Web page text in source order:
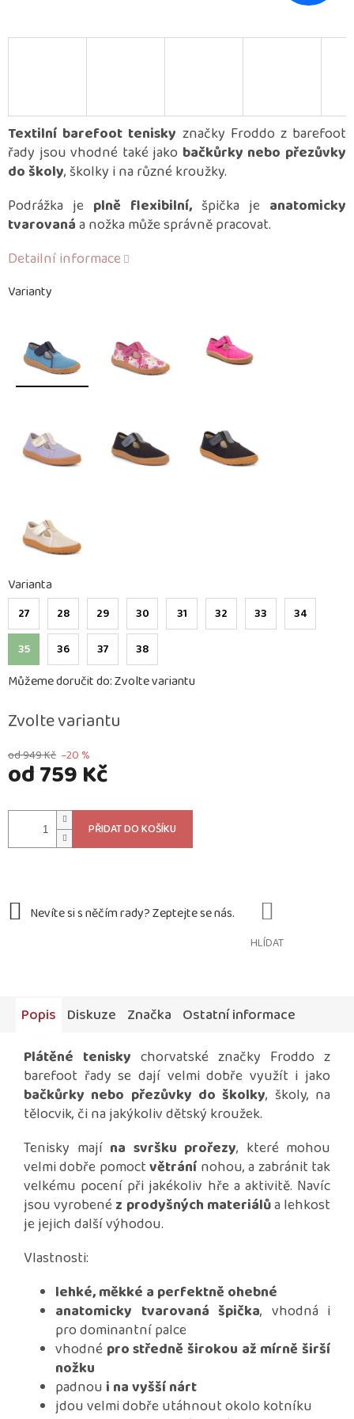
od 949 Kč –20 %
od759 Kč
cena:
Zvolte variantu
Varianty
Varianta
27 28 29 30 31 32 33 34
35 36 37 38
Můžeme doručit do:Zvolte variantu
PŘIDAT DO KOŠÍKU
Textilní barefoot tenisky značky Froddo z barefoot
řady jsou vhodné také jako bačkůrky nebo přezůvky
do školy, školky i na různé kroužky.
Podrážka je plně flexibilní, špička je anatomicky
tvarovanáa nožka může správně pracovat.
Detailní informace
HLÍDAT
Popis Diskuze Značka Ostatní informace
Plátěné tenisky chorvatské značky Froddo z
barefoot řady se dají velmi dobře využít i jako
bačkůrky nebo přezůvky do školky, školy, na
tělocvik, či na jakýkoliv dětský kroužek.
Tenisky mají na svršku prořezy, které mohou
velmi dobře pomoctvětrání nohou, a zabránit tak
velkému pocení při jakékoliv hře a aktivitě. Navíc
jsou vyrobené z prodyšných materiálůa lehkost
je jejich další výhodou.
Vlastnosti:
lehké, měkké a perfektně ohebné
anatomicky tvarovaná špička, vhodná i
pro dominantní palce
vhodné pro středně širokou až mírně širší
nožku
padnou i na vyšší nárt
jdou velmi dobře utáhnout okolo kotníku